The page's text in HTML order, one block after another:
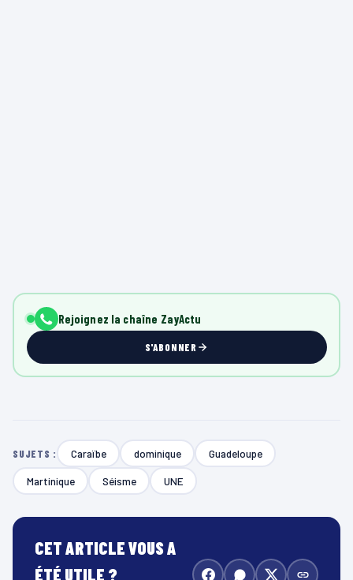
Rejoignez la chaîne ZayActu
S'ABONNER
SUJETS : Caraïbe dominique Guadeloupe
Martinique Séisme UNE
CET ARTICLE VOUS A
ÉTÉ UTILE ?